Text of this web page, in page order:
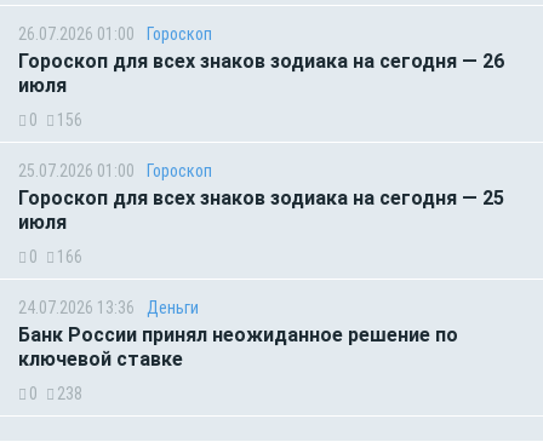
26.07.2026 01:00 Гороскоп
Гороскоп для всех знаков зодиака на сегодня — 26
июля
0 156
25.07.2026 01:00 Гороскоп
Гороскоп для всех знаков зодиака на сегодня — 25
июля
0 166
24.07.2026 13:36 Деньги
Банк России принял неожиданное решение по
ключевой ставке
0 238